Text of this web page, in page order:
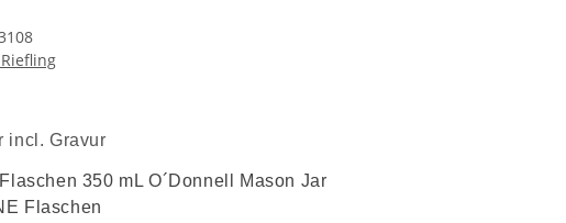
incl. Gravur
350 mL O´Donnell Mason Jar
Flaschen